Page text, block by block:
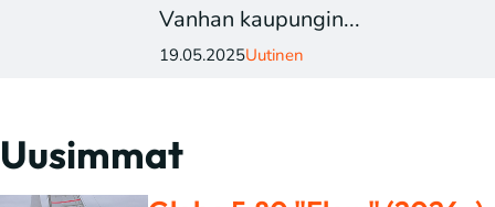
Vanhan kaupungin...
19.05.2025Uutinen
Uusimmat